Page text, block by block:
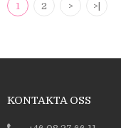
1 2 > >|
KONTAKTA OSS